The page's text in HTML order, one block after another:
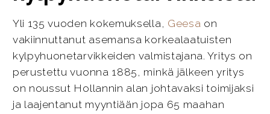
Yli 135 vuoden kokemuksella, Geesa on
vakiinnuttanut asemansa korkealaatuisten
kylpyhuonetarvikkeiden valmistajana. Yritys on
perustettu vuonna 1885, minkä jälkeen yritys
on noussut Hollannin alan johtavaksi toimijaksi
ja laajentanut myyntiään jopa 65 maahan